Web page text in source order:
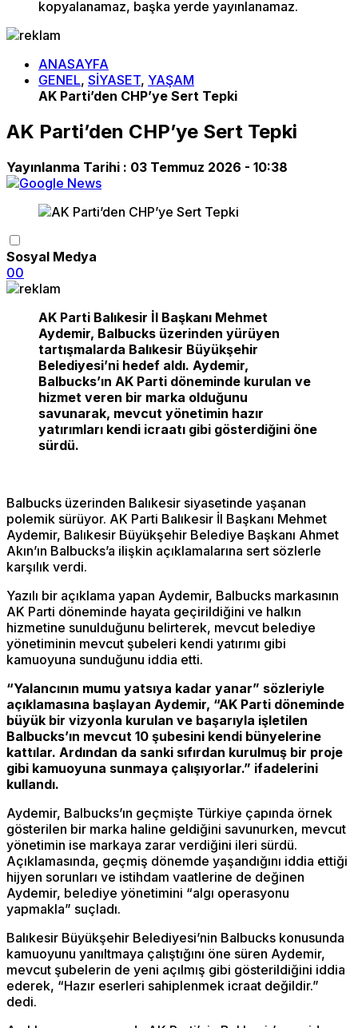
kopyalanamaz, başka yerde yayınlanamaz.
ANASAYFA
GENEL, SİYASET, YAŞAM
AK Parti’den CHP’ye Sert Tepki
AK Parti’den CHP’ye Sert Tepki
Yayınlanma Tarihi : 03 Temmuz 2026 - 10:38
Sosyal Medya
00
AK Parti Balıkesir İl Başkanı Mehmet
Aydemir, Balbucks üzerinden yürüyen
tartışmalarda Balıkesir Büyükşehir
Belediyesi’ni hedef aldı. Aydemir,
Balbucks’ın AK Parti döneminde kurulan ve
hizmet veren bir marka olduğunu
savunarak, mevcut yönetimin hazır
yatırımları kendi icraatı gibi gösterdiğini öne
sürdü.
Balbucks üzerinden Balıkesir siyasetinde yaşanan
polemik sürüyor. AK Parti Balıkesir İl Başkanı Mehmet
Aydemir, Balıkesir Büyükşehir Belediye Başkanı Ahmet
Akın’ın Balbucks’a ilişkin açıklamalarına sert sözlerle
karşılık verdi.
Yazılı bir açıklama yapan Aydemir, Balbucks markasının
AK Parti döneminde hayata geçirildiğini ve halkın
hizmetine sunulduğunu belirterek, mevcut belediye
yönetiminin mevcut şubeleri kendi yatırımı gibi
kamuoyuna sunduğunu iddia etti.
“Yalancının mumu yatsıya kadar yanar” sözleriyle
açıklamasına başlayan Aydemir, “AK Parti döneminde
büyük bir vizyonla kurulan ve başarıyla işletilen
Balbucks’ın mevcut 10 şubesini kendi bünyelerine
kattılar. Ardından da sanki sıfırdan kurulmuş bir proje
gibi kamuoyuna sunmaya çalışıyorlar.” ifadelerini
kullandı.
Aydemir, Balbucks’ın geçmişte Türkiye çapında örnek
gösterilen bir marka haline geldiğini savunurken, mevcut
yönetimin ise markaya zarar verdiğini ileri sürdü.
Açıklamasında, geçmiş dönemde yaşandığını iddia ettiği
hijyen sorunları ve istihdam vaatlerine de değinen
Aydemir, belediye yönetimini “algı operasyonu
yapmakla” suçladı.
Balıkesir Büyükşehir Belediyesi’nin Balbucks konusunda
kamuoyunu yanıltmaya çalıştığını öne süren Aydemir,
mevcut şubelerin de yeni açılmış gibi gösterildiğini iddia
ederek, “Hazır eserleri sahiplenmek icraat değildir.”
dedi.